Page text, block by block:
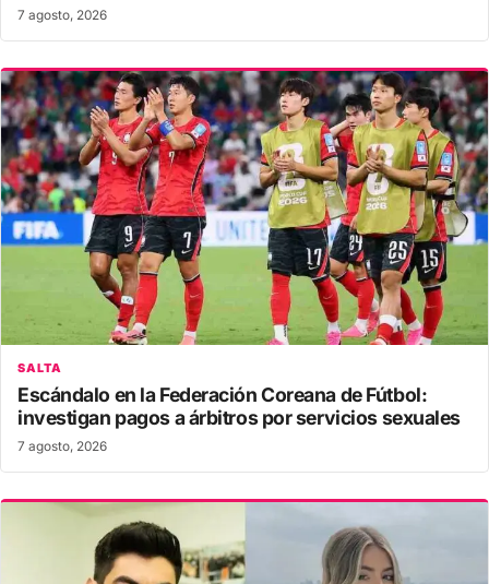
7 agosto, 2026
SALTA
Escándalo en la Federación Coreana de Fútbol:
investigan pagos a árbitros por servicios sexuales
7 agosto, 2026